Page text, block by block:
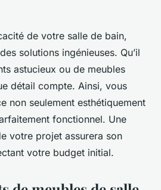
de votre salle de bain,
solutions ingénieuses. Qu’il
astucieux ou de meubles
détail compte. Ainsi, vous
non seulement esthétiquement
fonctionnel. Une
votre projet assurera son
votre budget initial.